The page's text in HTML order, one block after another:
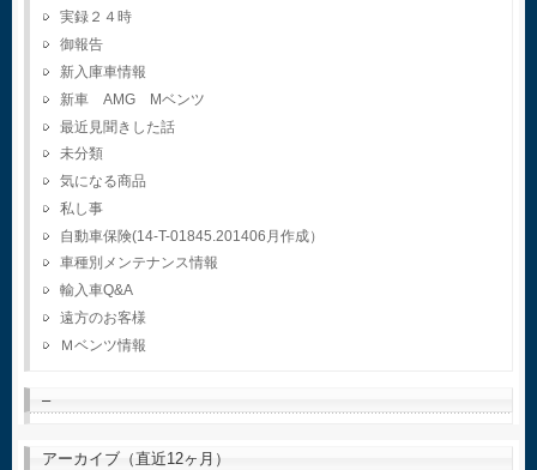
実録２４時
御報告
新入庫車情報
新車 AMG Mベンツ
最近見聞きした話
未分類
気になる商品
私し事
自動車保険(14-T-01845.201406月作成）
車種別メンテナンス情報
輸入車Q&A
遠方のお客様
Ｍベンツ情報
–
アーカイブ（直近12ヶ月）